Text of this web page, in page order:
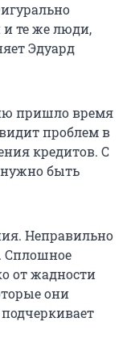
и те же люди,
Эдуард
пришло время
проблем в
кредитов. С
быть
Неправильно
Сплошное
от жадности
они